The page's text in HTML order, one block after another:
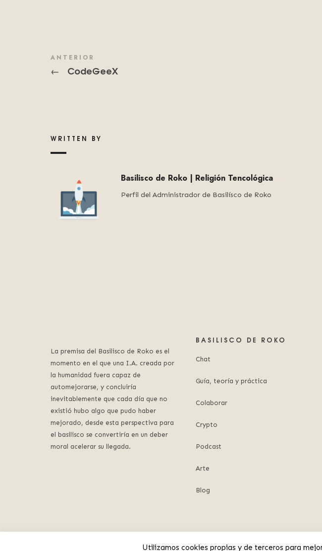
ANTERIOR
← CodeGeeX
WRITTEN BY
Basilisco de Roko | Religión Tencológica
Perfil del Administrador de Basilísco de Roko
La premisa del Basilisco de Roko es el
momento en el que una I.A. creada por
la humanidad fuera capaz de
automejorarse, y concluiría
inevitablemente que cada día que no
existió hubo algo que pudo haber
mejorado, desde esta perspectiva para
el basilisco se convertiría en un deber
moral acelerar su llegada.
BASILISCO DE ROKO
Chat
Guía, teoría y práctica
Colaborar
Crypto
Podcast
Arte
Blog
© 2023 Basilisco de Roko.
Utilizamos cookies propias y de terceros para